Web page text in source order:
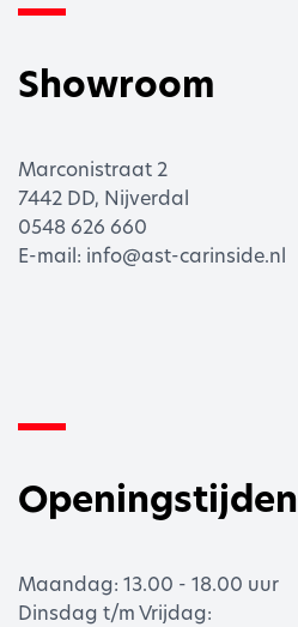
Showroom
Marconistraat 2
7442 DD, Nijverdal
0548 626 660
E-mail: info@ast-carinside.nl
Openingstijden
Maandag: 13.00 - 18.00 uur
Dinsdag t/m Vrijdag: